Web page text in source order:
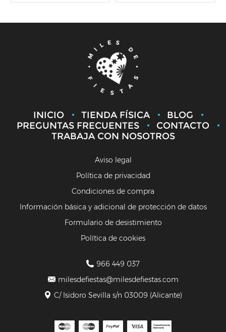
INICIO TIENDA FÍSICA
BLOG
PREGUNTAS FRECUENTES
CONTACTO
TRABAJA CON NOSOTROS
Aviso legal
Política de privacidad
Condiciones de compra
Información básica y adicional de protección de datos
Formulario de desistimiento
Política de cookies
966 449 037
milesdefiestas@milesdefiestas.com
C/ Isidoro Sevilla s/n 03009 (Alicante)